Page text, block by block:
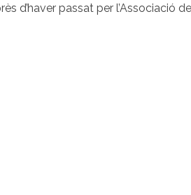
d’haver passat per l’Associació